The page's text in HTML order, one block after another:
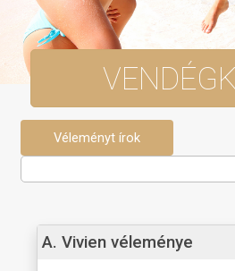
A. Vivien véleménye